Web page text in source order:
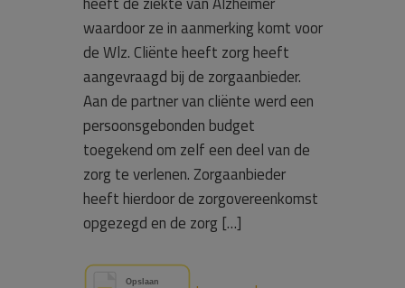
waardoor ze in aanmerking komt voor
de Wlz. Cliënte heeft zorg heeft
aangevraagd bij de zorgaanbieder.
Aan de partner van cliënte werd een
persoonsgebonden budget
toegekend om zelf een deel van de
zorg te verlenen. Zorgaanbieder
heeft hierdoor de zorgovereenkomst
opgezegd en de zorg […]